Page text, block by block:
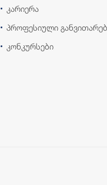
კარიერა
პროფესიული
კონკურსები